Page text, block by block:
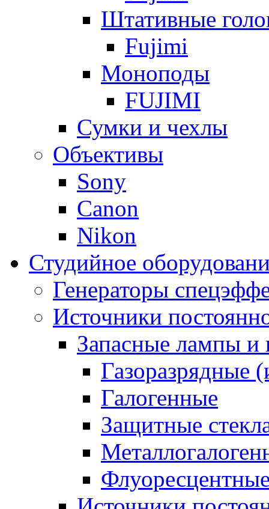
Штативные
Fujimi
Моноподы
FUJIMI
Сумки и чехлы
Объективы
Sony
Canon
Nikon
Студийное
Генераторы
Источники
Запасные лампы и
Газоразрядные
Галогенные
Защитные